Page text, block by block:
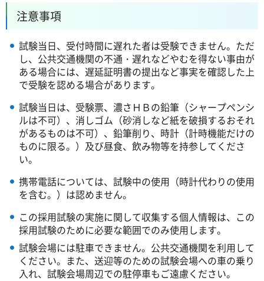
注意事項
試験当日、受付時間に遅れた者は受験できません。ただ
し、公共交通機関の不通・遅れなどやむを得ない事由が
ある場合には、遅延証明書の提出など事実を確認した上
で受験を認める場合があります。
試験当日は、受験票、濃さＨＢの鉛筆（シャープペンシ
ルは不可）、消しゴム（砂消しなど紙を破損するおそれ
があるものは不可）、鉛筆削り、時計（計時機能だけの
ものに限る。）及び昼食、飲み物等を持参してくださ
い。
携帯電話については、試験中の使用（時計代わりの使用
を含む。）は認めません。
この採用試験の実施に関して収集する個人情報は、この
採用試験のために必要な範囲でのみ使用します。
試験会場には駐車できません。公共交通機関を利用して
ください。また、送迎等のための試験会場への車の乗り
入れ、試験会場周辺での駐停車もご遠慮ください。